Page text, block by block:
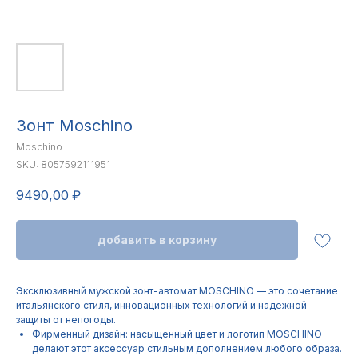
Зонт Moschino
Moschino
SKU: 8057592111951
9490,00 ₽
добавить в корзину
Эксклюзивный мужской зонт-автомат MOSCHINO — это сочетание
итальянского стиля, инновационных технологий и надежной
защиты от непогоды.
Фирменный дизайн: насыщенный цвет и логотип MOSCHINO
делают этот аксессуар стильным дополнением любого образа.